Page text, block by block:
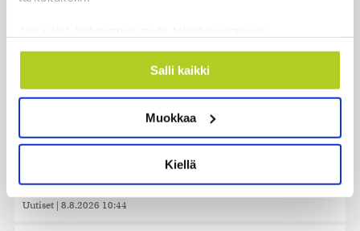
Kerätä tietoja maantieteellisestä sijainnistasi,
mahdollisesti muutaman metrin tarkkuudella
ominaispiirteitä aktiivisesti (sormenjäljen
Lue lisää siitä, miten henkilötietojasi käsitellään ja miten
suostumustasi tai peruuttaa sen milloin vain
evästeilmoituksessa.
Salli kaikki
Muokkaa
Kiellä
auringonpimennyksen edellä
Uutiset | 8.8.2026 11:31
Suomessa näkyy keskiviikkona osittainen
Ensi viikolla Suomesta pääsee junalla
Haaparantaan, mutta matka taitetaan kuivin suin
Uutiset | 8.8.2026 10:44